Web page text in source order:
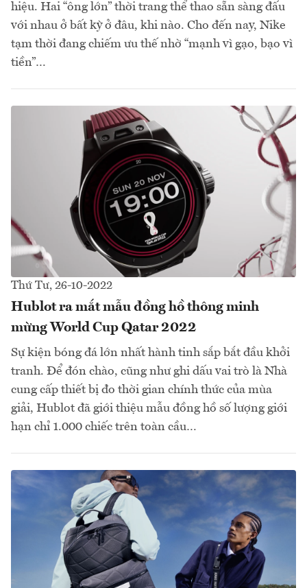
hiệu. Hai “ông lớn” thời trang thể thao sẵn sàng đấu
với nhau ở bất kỳ ở đâu, khi nào. Cho đến nay, Nike
tạm thời đang chiếm ưu thế nhờ “mạnh vì gạo, bạo vì
tiền”…
Thứ Tư, 26-10-2022
Hublot ra mắt mẫu đồng hồ thông minh
mừng World Cup Qatar 2022
Sự kiện bóng đá lớn nhất hành tinh sắp bắt đầu khởi
tranh. Để đón chào, cũng như ghi dấu vai trò là Nhà
cung cấp thiết bị đo thời gian chính thức của mùa
giải, Hublot đã giới thiệu mẫu đồng hồ số lượng giới
hạn chỉ 1.000 chiếc trên toàn cầu…